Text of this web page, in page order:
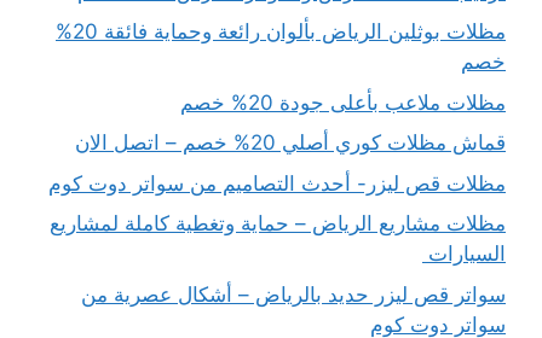
مظلات بوثلين الرياض بألوان رائعة وحماية فائقة 20%
خصم
مظلات ملاعب بأعلى جودة 20% خصم
قماش مظلات كوري أصلي 20% خصم – اتصل الان
مظلات قص ليزر- أحدث التصاميم من سواتر دوت كوم
مظلات مشاريع الرياض – حماية وتغطية كاملة لمشاريع
السيارات
سواتر قص ليزر حديد بالرياض – أشكال عصرية من
سواتر دوت كوم